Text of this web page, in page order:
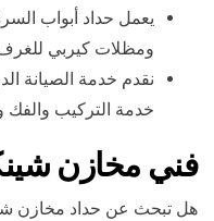
يعمل حداد أبواب
ومظلات كيربي
نقدم خدمة الصيانة
خدمة التركيب والفك
فني مخازن
هل تبحث عن حداد مخازن